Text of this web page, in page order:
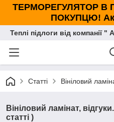
ТЕРМОРЕГУЛЯТОР
ПОКУПЦЮ!
Теплі підлоги від компанії
Статті Вініловий
Вініловий ламінат,
статті )